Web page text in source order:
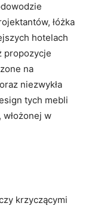
łóżka
hotelach
propozycje
na
niezwykła
tych mebli
w
krzyczącymi